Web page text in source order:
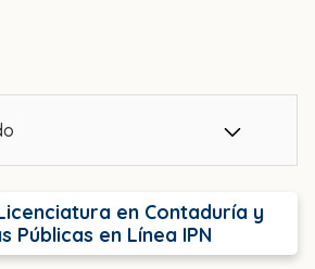
en Contaduría y
Públicas en Línea IPN